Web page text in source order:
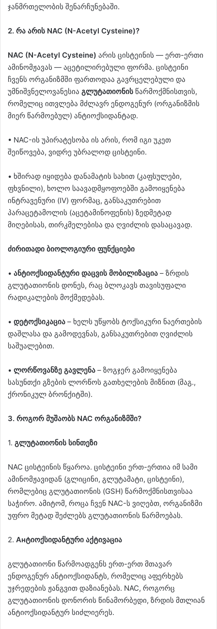
ჯანმრთელობის შენარჩუნებაში.
2. რა არის NAC (N-Acetyl Cysteine)?
NAC (N-Acetyl Cysteine) არის ცისტეინის — ერთ-ერთი
ამინომჟავას — აცეტილირებული ფორმა. ცისტეინი
ჩვენს ორგანიზმში ფართოდაა გავრცელებული და
უმნიშვნელოვანესია გლუტათიონის წარმოქმნისთვის,
რომელიც ითვლება მძლავრ ენდოგენურ (ორგანიზმის
მიერ წარმოებულ) ანტიოქსიდანტად.
• NAC-ის უპირატესობა ის არის, რომ იგი უკეთ
შეიწოვება, ვიდრე უბრალოდ ცისტეინი.
• ხშირად იყიდება დანამატის სახით (კაფსულები,
ფხვნილი), ხოლო საავადმყოფოებში გამოიყენება
ინტრავენური (IV) ფორმაც, განსაკუთრებით
პარაცეტამოლის (აცეტამინოფენის) ზედმეტად
მიღებისას, თირკმელებისა და ღვიძლის დასაცავად.
ძირითადი ბიოლოგიური ფუნქციები
• ანტიოქსიდანტური დაცვის მობილიზაცია – ზრდის
გლუტათიონის დონეს, რაც ბლოკავს თავისუფალი
რადიკალების მოქმედებას.
• დეტოქსიკაცია – ხელს უწყობს ტოქსიკური ნაერთების
დაშლასა და გამოდევნას, განსაკუთრებით ღვიძლის
საშუალებით.
• ლორწოვანზე გავლენა – ზოგჯერ გამოიყენება
სასუნთქი გზების ლორწოს გათხელების მიზნით (მაგ.,
ქრონიკულ ბრონქიტში).
3. როგორ მუშაობს NAC ორგანიზმში?
1. გლუტათიონის სინთეზი
NAC ცისტეინის წყაროა. ცისტეინი ერთ-ერთია იმ სამი
ამინომჟავიდან (გლიცინი, გლუტამატი, ცისტეინი),
რომლებიც გლუტათიონის (GSH) წარმოქმნისთვისაა
საჭირო. ამიტომ, როცა ჩვენ NAC-ს ვიღებთ, ორგანიზმი
უფრო მეტად შეძლებს გლუტათიონის წარმოებას.
2. Анტიოქსიდანტური აქტივაცია
გლუტათიონი წარმოადგენს ერთ-ერთ მთავარ
ენდოგენურ ანტიოქსიდანტს, რომელიც აფერხებს
უჯრედების ჟანგვით დაზიანებას. NAC, როგორც
გლუტათიონის დონორის წინამორბედი, ზრდის მთლიან
ანტიოქსიდანტურ სიძლიერეს.